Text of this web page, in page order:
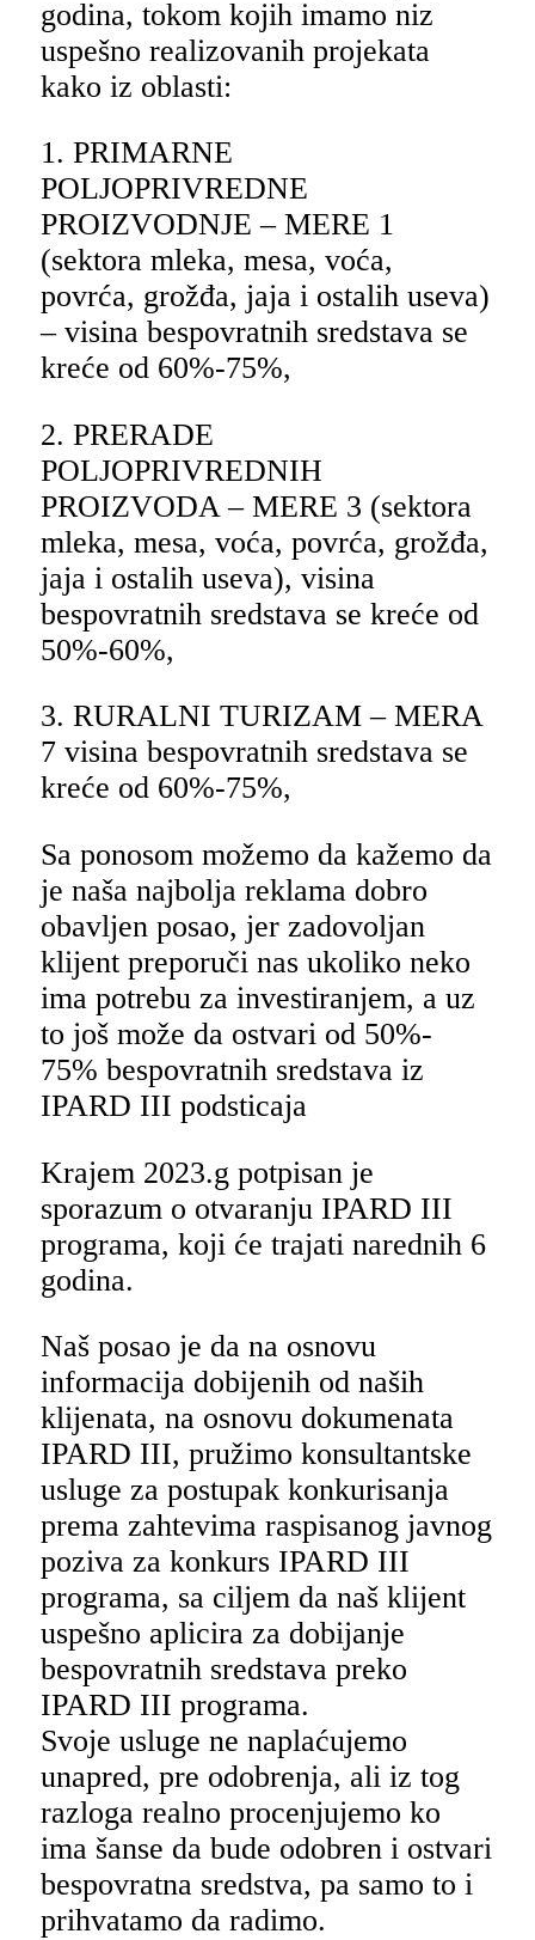
godina, tokom kojih imamo niz
uspešno realizovanih projekata
kako iz oblasti:
1. PRIMARNE
POLJOPRIVREDNE
PROIZVODNJE – MERE 1
(sektora mleka, mesa, voća,
povrća, grožđa, jaja i ostalih useva)
– visina bespovratnih sredstava se
kreće od 60%-75%,
2. PRERADE
POLJOPRIVREDNIH
PROIZVODA – MERE 3 (sektora
mleka, mesa, voća, povrća, grožđa,
jaja i ostalih useva), visina
bespovratnih sredstava se kreće od
50%-60%,
3. RURALNI TURIZAM – MERA
7 visina bespovratnih sredstava se
kreće od 60%-75%,
Sa ponosom možemo da kažemo da
je naša najbolja reklama dobro
obavljen posao, jer zadovoljan
klijent preporuči nas ukoliko neko
ima potrebu za investiranjem, a uz
to još može da ostvari od 50%-
75% bespovratnih sredstava iz
IPARD III podsticaja
Krajem 2023.g potpisan je
sporazum o otvaranju IPARD III
programa, koji će trajati narednih 6
godina.
Naš posao je da na osnovu
informacija dobijenih od naših
klijenata, na osnovu dokumenata
IPARD III, pružimo konsultantske
usluge za postupak konkurisanja
prema zahtevima raspisanog javnog
poziva za konkurs IPARD III
programa, sa ciljem da naš klijent
uspešno aplicira za dobijanje
bespovratnih sredstava preko
IPARD III programa.
Svoje usluge ne naplaćujemo
unapred, pre odobrenja, ali iz tog
razloga realno procenjujemo ko
ima šanse da bude odobren i ostvari
bespovratna sredstva, pa samo to i
prihvatamo da radimo.